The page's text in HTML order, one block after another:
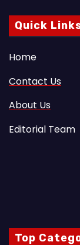
Quick
Home
Contact Us
About Us
Editorial Team
Top